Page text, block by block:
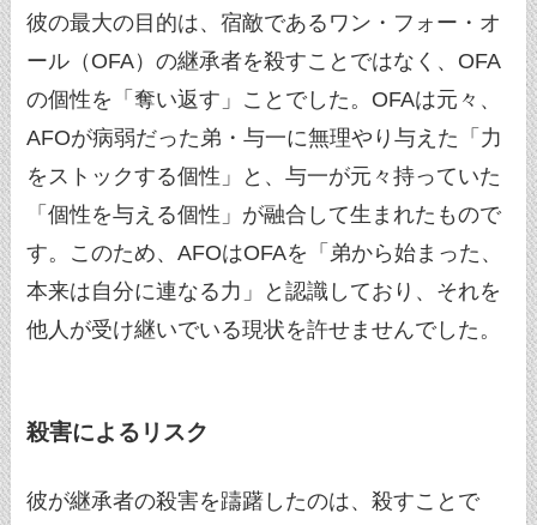
彼の最大の目的は、宿敵であるワン・フォー・オ
ール（OFA）の継承者を殺すことではなく、OFA
の個性を「奪い返す」ことでした。OFAは元々、
AFOが病弱だった弟・与一に無理やり与えた「力
をストックする個性」と、与一が元々持っていた
「個性を与える個性」が融合して生まれたもので
す。このため、AFOはOFAを「弟から始まった、
本来は自分に連なる力」と認識しており、それを
他人が受け継いでいる現状を許せませんでした。
殺害によるリスク
彼が継承者の殺害を躊躇したのは、殺すことで